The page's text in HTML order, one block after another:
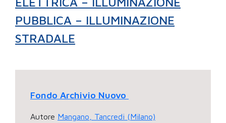
PUBBLICA – ILLUMINAZIONE
STRADALE
Fondo Archivio Nuovo
Autore Mangano, Tancredi (Milano)